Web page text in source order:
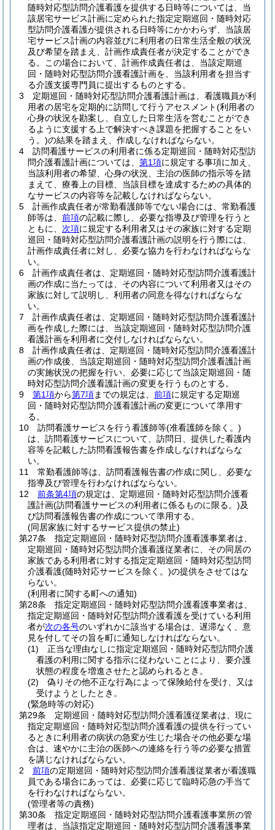
随時対応型訪問介護看護を提供する日時等については、当
該居宅サービス計画に定められた指定定期巡回・随時対応
型訪問介護看護が提供される日時等にかかわらず、当該居
宅サービス計画の内容並びに利用者の日常生活全般の状況
及び希望を踏まえ、計画作成責任者が決定することができ
る。
この場合において、計画作成責任者は、当該定期巡
回・随時対応型訪問介護看護計画を、当該利用者を担当す
る介護支援専門員に提出するものとする。
3
定期巡回・随時対応型訪問介護看護計画は、看護職員が利
用者の居宅を定期的に訪問して行うアセスメント(利用者の
心身の状況を勘案し、自立した日常生活を営むことができ
るように支援する上で解決すべき課題を把握することをい
う。)の結果を踏まえ、作成しなければならない。
4
訪問看護サービスの利用者に係る定期巡回・随時対応型訪
問介護看護計画については、 第1項に規定する事項に加え、
当該利用者の希望、心身の状況、主治の医師の指示等を踏
まえて、療養上の目標、当該目標を達成するための具体的
なサービスの内容等を記載しなければならない。
5
計画作成責任者が常勤看護師等でない場合には、常勤看護
師等は、 前項の記載に際し、必要な指導及び管理を行うと
ともに、 次項に規定する利用者又はその家族に対する定期
巡回・随時対応型訪問介護看護計画の説明を行う際には、
計画作成責任者に対し、必要な協力を行わなければならな
い。
6
計画作成責任者は、定期巡回・随時対応型訪問介護看護計
画の作成に当たっては、その内容について利用者又はその
家族に対して説明し、利用者の同意を得なければならな
い。
7
計画作成責任者は、定期巡回・随時対応型訪問介護看護計
画を作成した際には、当該定期巡回・随時対応型訪問介護
看護計画を利用者に交付しなければならない。
8
計画作成責任者は、定期巡回・随時対応型訪問介護看護計
画の作成後、当該定期巡回・随時対応型訪問介護看護計画
の実施状況の把握を行い、必要に応じて当該定期巡回・随
時対応型訪問介護看護計画の変更を行うものとする。
9
第1項から第7項までの規定は、 前項に規定する定期巡
回・随時対応型訪問介護看護計画の変更について準用す
る。
10
訪問看護サービスを行う看護師等(准看護師を除く。)
は、訪問看護サービスについて、訪問日、提供した看護内
容等を記載した訪問看護報告書を作成しなければならな
い。
11
常勤看護師等は、訪問看護報告書の作成に関し、必要な
指導及び管理を行わなければならない。
12
前条第4項の規定は、定期巡回・随時対応型訪問介護看
護計画(訪問看護サービスの利用者に係るものに限る。)及
び訪問看護報告書の作成について準用する。
(同居家族に対するサービス提供の禁止)
第27条
指定定期巡回・随時対応型訪問介護看護事業者は、
定期巡回・随時対応型訪問介護看護従業者に、その同居の
家族である利用者に対する指定定期巡回・随時対応型訪問
介護看護(随時対応サービスを除く。)の提供をさせてはな
らない。
(利用者に関する町への通知)
第28条
指定定期巡回・随時対応型訪問介護看護事業者は、
指定定期巡回・随時対応型訪問介護看護を受けている利用
者が次の各号のいずれかに該当する場合は、遅滞なく、意
見を付してその旨を町に通知しなければならない。
(1)
正当な理由なしに指定定期巡回・随時対応型訪問介護
看護の利用に関する指示に従わないことにより、要介護
状態の程度を増進させたと認められるとき。
(2)
偽りその他不正な行為によって保険給付を受け、又は
受けようとしたとき。
(緊急時等の対応)
第29条
定期巡回・随時対応型訪問介護看護従業者は、現に
指定定期巡回・随時対応型訪問介護看護の提供を行ってい
るときに利用者の病状の急変が生じた場合その他必要な場
合は、速やかに主治の医師への連絡を行う等の必要な措置
を講じなければならない。
2
前項の定期巡回・随時対応型訪問介護看護従業者が看護職
員である場合にあっては、必要に応じて臨時応急の手当て
を行わなければならない。
(管理者等の責務)
第30条
指定定期巡回・随時対応型訪問介護看護事業所の管
理者は、当該指定定期巡回・随時対応型訪問介護看護事業